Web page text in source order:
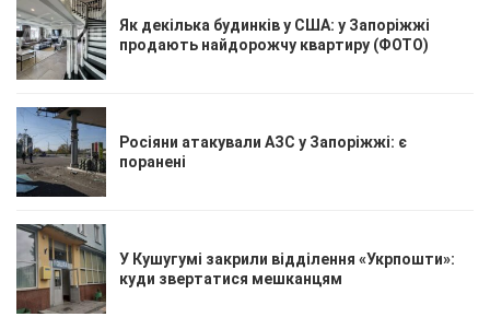
Як декілька будинків у США: у Запоріжжі
продають найдорожчу квартиру (ФОТО)
Росіяни атакували АЗС у Запоріжжі: є
поранені
У Кушугумі закрили відділення «Укрпошти»:
куди звертатися мешканцям